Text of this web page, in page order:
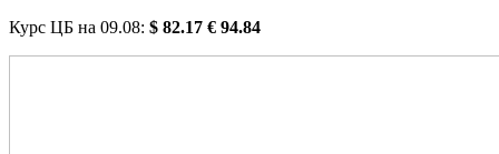
Курс ЦБ на 09.08: $ 82.17 € 94.84